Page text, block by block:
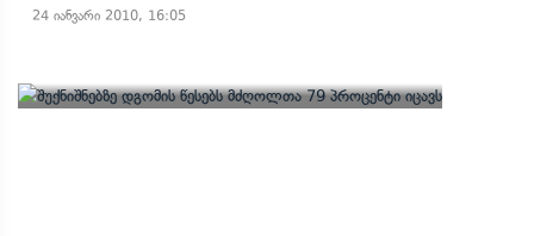
24 იანვარი 2010, 16:05